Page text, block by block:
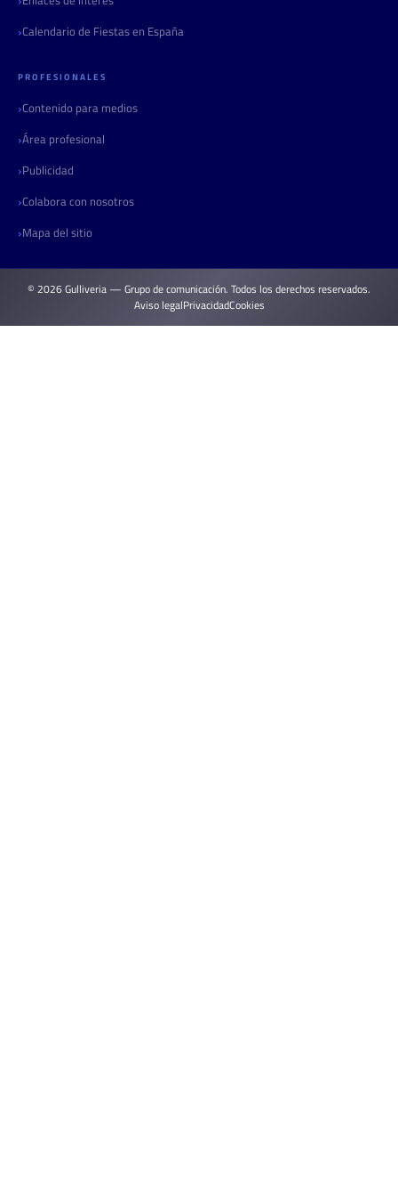
Calendario de Fiestas en España
PROFESIONALES
Contenido para medios
Área profesional
Publicidad
Colabora con nosotros
Mapa del sitio
© 2026 Gulliveria — Grupo de comunicación. Todos los derechos reservados.
Aviso legalPrivacidadCookies